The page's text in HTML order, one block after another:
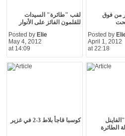
لقب "طائرة" السيدات
للقلمون الفائز على الأنوار
Posted by Elie
May 4, 2012
at 14:09
من فوق
Posted by
April 1, 2012
at 22:18
كوسبا قاجأ بلاط 3-2 في غزير
الطائرة